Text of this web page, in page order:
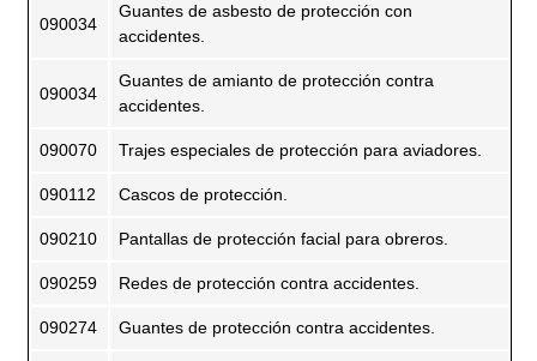
090034
Guantes de asbesto de protección con
accidentes.
090034
Guantes de amianto de protección contra
accidentes.
090070 Trajes especiales de protección para aviadores.
090112 Cascos de protección.
090210 Pantallas de protección facial para obreros.
090259 Redes de protección contra accidentes.
090274 Guantes de protección contra accidentes.